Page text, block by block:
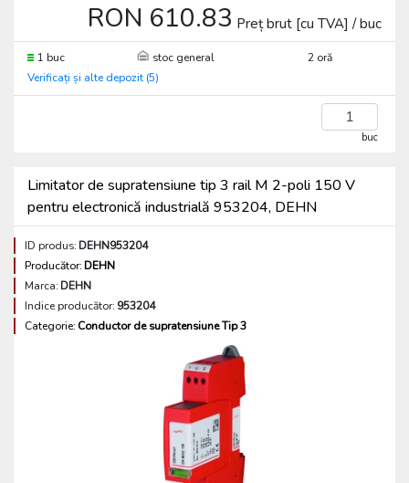
RON 610.83 Preț brut [cu TVA] / buc
1 buc stoc general
2 oră
Verificați și alte depozit (5)
buc
Limitator de supratensiune tip 3 rail M 2-poli 150 V
pentru electronică industrială 953204, DEHN
ID produs:DEHN953204
Producător:DEHN
Marca:DEHN
Indice producător: 953204
Categorie: Conductor de supratensiune Tip 3